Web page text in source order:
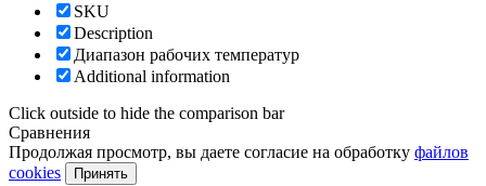
SKU
Description
Диапазон рабочих температур
Additional information
Click outside to hide the comparison bar
Сравнения
Продолжая просмотр, вы даете согласие на обработку файлов
cookies
Принять